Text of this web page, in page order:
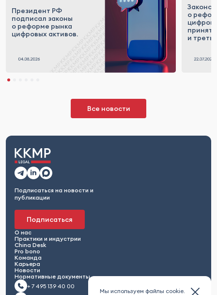
Президент РФ
подписал законы
о реформе рынка
цифровых активов.
о
и
Все новости
Мы используем файлы cookie.
Подписаться на новости и
публикации
Подписаться
О нас
Практики и индустрии
China Desk
Pro bono
Команда
Карьера
Новости
Нормативные документы
+ 7 495 139 40 00